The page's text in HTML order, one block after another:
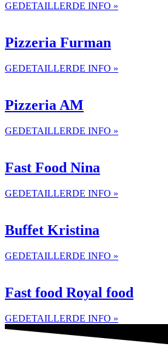
GEDETAILLERDE INFO »
Pizzeria Furman
GEDETAILLERDE INFO »
Pizzeria AM
GEDETAILLERDE INFO »
Fast Food Nina
GEDETAILLERDE INFO »
Buffet Kristina
GEDETAILLERDE INFO »
Fast food Royal food
GEDETAILLERDE INFO »